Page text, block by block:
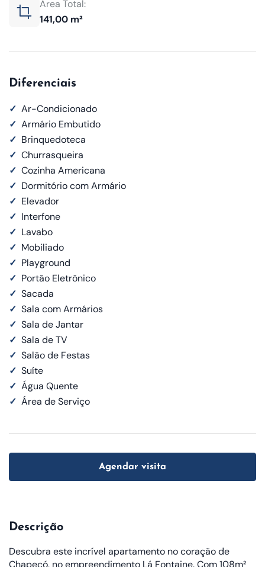
Área Total:
141,00 m²
Diferenciais
✓ Ar-Condicionado
✓ Armário Embutido
✓ Brinquedoteca
✓ Churrasqueira
✓ Cozinha Americana
✓ Dormitório com Armário
✓ Elevador
✓ Interfone
✓ Lavabo
✓ Mobiliado
✓ Playground
✓ Portão Eletrônico
✓ Sacada
✓ Sala com Armários
✓ Sala de Jantar
✓ Sala de TV
✓ Salão de Festas
✓ Suíte
✓ Água Quente
✓ Área de Serviço
Agendar visita
Descrição
Descubra este incrível apartamento no coração de
Chapecó, no empreendimento Lá Fontaine. Com 108m²